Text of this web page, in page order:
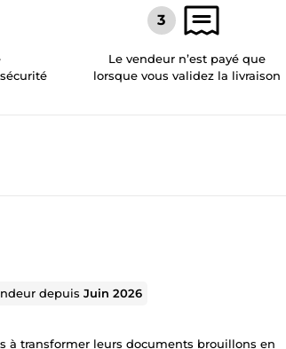
Le vendeur n’est payé que
lorsque vous validez la livraison
depuisJuin 2026
à transformer leurs documents brouillons en